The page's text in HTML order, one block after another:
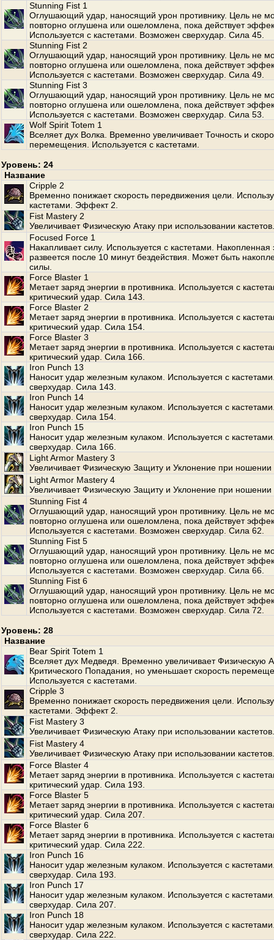
Stunning Fist 1
Оглушающий удар, наносящий урон противнику. Цель не
повторно оглушена или ошеломлена, пока действует
Используется с кастетами. Возможен сверхудар. Сила 45.
Stunning Fist 2
Оглушающий удар, наносящий урон противнику. Цель не
повторно оглушена или ошеломлена, пока действует
Используется с кастетами. Возможен сверхудар. Сила 49.
Stunning Fist 3
Оглушающий удар, наносящий урон противнику. Цель не
повторно оглушена или ошеломлена, пока действует
Используется с кастетами. Возможен сверхудар. Сила 53.
Wolf Spirit Totem 1
Вселяет дух Волка. Временно увеличивает Точность и
перемещения. Используется с кастетами.
Уровень: 24
Название
Cripple 2
Временно понижает скорость передвижения цели.
кастетами. Эффект 2.
Fist Mastery 2
Увеличивает Физическую Атаку при использовании кастетов.
Focused Force 1
Накапливает силу. Используется с кастетами. Накопленная
развеется после 10 минут бездействия. Может быть
силы.
Force Blaster 1
Метает заряд энергии в противника. Используется с
критический удар. Сила 143.
Force Blaster 2
Метает заряд энергии в противника. Используется с
критический удар. Сила 154.
Force Blaster 3
Метает заряд энергии в противника. Используется с
критический удар. Сила 166.
Iron Punch 13
Наносит удар железным кулаком. Используется с
сверхудар. Сила 143.
Iron Punch 14
Наносит удар железным кулаком. Используется с
сверхудар. Сила 154.
Iron Punch 15
Наносит удар железным кулаком. Используется с
сверхудар. Сила 166.
Light Armor Mastery 3
Увеличивает Физическую Защиту и Уклонение при ношении
Light Armor Mastery 4
Увеличивает Физическую Защиту и Уклонение при ношении
Stunning Fist 4
Оглушающий удар, наносящий урон противнику. Цель не
повторно оглушена или ошеломлена, пока действует
Используется с кастетами. Возможен сверхудар. Сила 62.
Stunning Fist 5
Оглушающий удар, наносящий урон противнику. Цель не
повторно оглушена или ошеломлена, пока действует
Используется с кастетами. Возможен сверхудар. Сила 66.
Stunning Fist 6
Оглушающий удар, наносящий урон противнику. Цель не
повторно оглушена или ошеломлена, пока действует
Используется с кастетами. Возможен сверхудар. Сила 72.
Уровень: 28
Название
Bear Spirit Totem 1
Вселяет дух Медведя. Временно увеличивает Физическую
Критического Попадания, но уменьшает скорость
Используется с кастетами.
Cripple 3
Временно понижает скорость передвижения цели.
кастетами. Эффект 2.
Fist Mastery 3
Увеличивает Физическую Атаку при использовании кастетов.
Fist Mastery 4
Увеличивает Физическую Атаку при использовании кастетов.
Force Blaster 4
Метает заряд энергии в противника. Используется с
критический удар. Сила 193.
Force Blaster 5
Метает заряд энергии в противника. Используется с
критический удар. Сила 207.
Force Blaster 6
Метает заряд энергии в противника. Используется с
критический удар. Сила 222.
Iron Punch 16
Наносит удар железным кулаком. Используется с
сверхудар. Сила 193.
Iron Punch 17
Наносит удар железным кулаком. Используется с
сверхудар. Сила 207.
Iron Punch 18
Наносит удар железным кулаком. Используется с
сверхудар. Сила 222.